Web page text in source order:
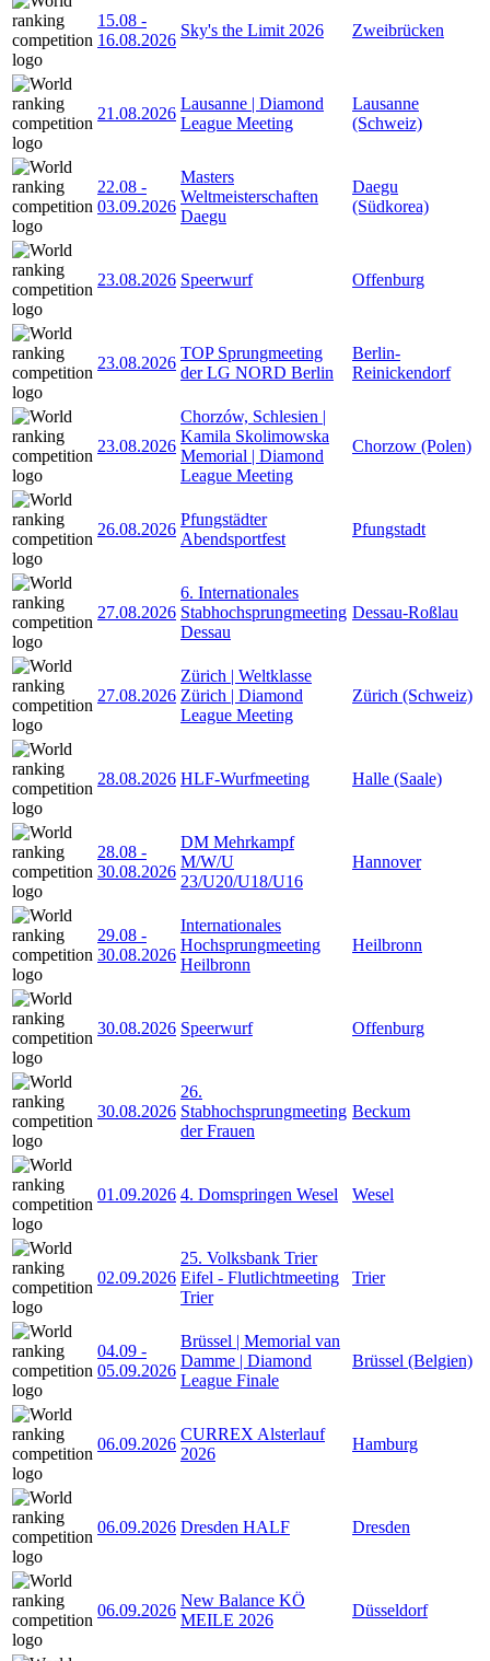
15.08 -
16.08.2026
Sky's the Limit 2026 Zweibrücken
21.08.2026
Lausanne | Diamond
League Meeting
Lausanne
(Schweiz)
22.08 -
03.09.2026
Masters
Weltmeisterschaften
Daegu
Daegu
(Südkorea)
23.08.2026 Speerwurf Offenburg
23.08.2026
TOP Sprungmeeting
der LG NORD Berlin
Berlin-
Reinickendorf
23.08.2026
Chorzów, Schlesien |
Kamila Skolimowska
Memorial | Diamond
League Meeting
Chorzow (Polen)
26.08.2026
Pfungstädter
Abendsportfest
Pfungstadt
27.08.2026
6. Internationales
Stabhochsprungmeeting
Dessau
Dessau-Roßlau
27.08.2026
Zürich | Weltklasse
Zürich | Diamond
League Meeting
Zürich (Schweiz)
28.08.2026 HLF-Wurfmeeting Halle (Saale)
28.08 -
30.08.2026
DM Mehrkampf
M/W/U
23/U20/U18/U16
Hannover
29.08 -
30.08.2026
Internationales
Hochsprungmeeting
Heilbronn
Heilbronn
30.08.2026 Speerwurf Offenburg
30.08.2026
26.
Stabhochsprungmeeting
der Frauen
Beckum
01.09.2026 4. Domspringen Wesel Wesel
02.09.2026
25. Volksbank Trier
Eifel - Flutlichtmeeting
Trier
Trier
04.09 -
05.09.2026
Brüssel | Memorial van
Damme | Diamond
League Finale
Brüssel (Belgien)
06.09.2026
CURREX Alsterlauf
2026
Hamburg
06.09.2026 Dresden HALF Dresden
06.09.2026
New Balance KÖ
MEILE 2026
Düsseldorf